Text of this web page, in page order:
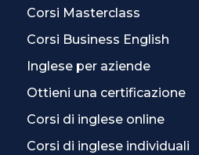
Corsi Masterclass
Corsi Business English
Inglese per aziende
Ottieni una certificazione
Corsi di inglese online
Corsi di inglese individuali